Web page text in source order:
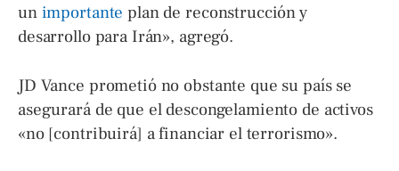
un importanteplan de reconstrucción y
desarrollo para Irán», agregó.
JD Vance prometió no obstante que su país se
asegurará de que el descongelamiento de activos
«no [contribuirá] a financiar el terrorismo».